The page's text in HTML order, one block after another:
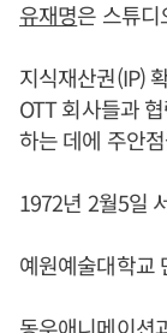
유재명은 스튜
지식재산권(IP)
OTT 회사들과
하는 데에 주안
1972년 2월5일
예원예술대학교